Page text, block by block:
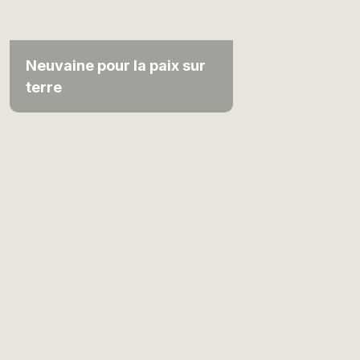
Neuvaine pour la paix sur
terre